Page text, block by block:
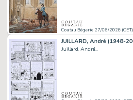
Coutau Bégarie 27/06/2026 (CET)
Juillard, André...